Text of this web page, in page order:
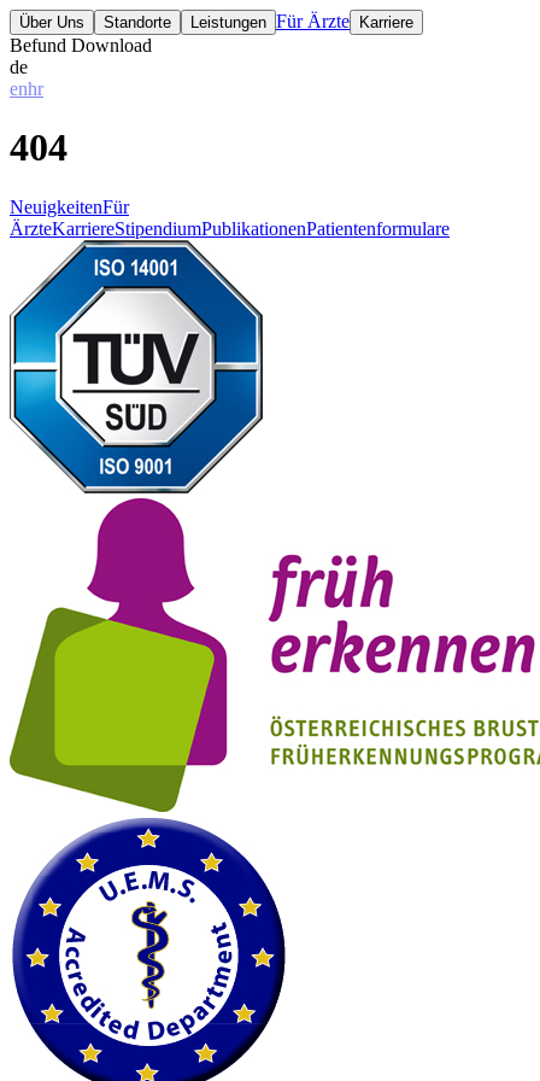
Über Uns Standorte Leistungen Für Ärzte Karriere
Befund Download
de
enhr
404
NeuigkeitenFür
ÄrzteKarriereStipendiumPublikationenPatientenformulare